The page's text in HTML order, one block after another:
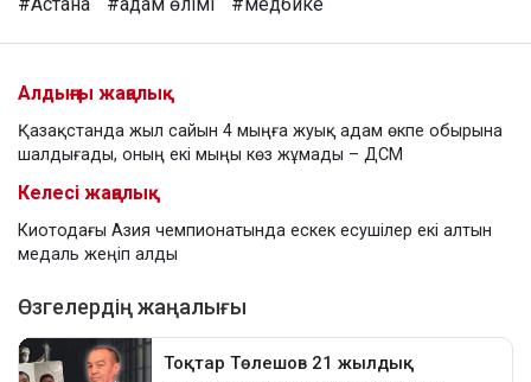
#Астана #адам өлімі #медбике
Алдыңғы жаңалық
Қазақстанда жыл сайын 4 мыңға жуық адам өкпе обырына
шалдығады, оның екі мыңы көз жұмады – ДСМ
Келесі жаңалық
Киотодағы Азия чемпионатында ескек есушілер екі алтын
медаль жеңіп алды